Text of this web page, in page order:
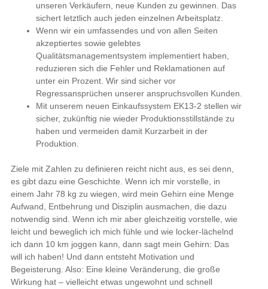
unseren Verkäufern, neue Kunden zu gewinnen. Das
sichert letztlich auch jeden einzelnen Arbeitsplatz.
Wenn wir ein umfassendes und von allen Seiten
akzeptiertes sowie gelebtes
Qualitätsmanagementsystem implementiert haben,
reduzieren sich die Fehler und Reklamationen auf
unter ein Prozent. Wir sind sicher vor
Regressansprüchen unserer anspruchsvollen Kunden.
Mit unserem neuen Einkaufssystem EK13-2 stellen wir
sicher, zukünftig nie wieder Produktionsstillstände zu
haben und vermeiden damit Kurzarbeit in der
Produktion.
Ziele mit Zahlen zu definieren reicht nicht aus, es sei denn,
es gibt dazu eine Geschichte. Wenn ich mir vorstelle, in
einem Jahr 78 kg zu wiegen, wird mein Gehirn eine Menge
Aufwand, Entbehrung und Disziplin ausmachen, die dazu
notwendig sind. Wenn ich mir aber gleichzeitig vorstelle, wie
leicht und beweglich ich mich fühle und wie locker-lächelnd
ich dann 10 km joggen kann, dann sagt mein Gehirn: Das
will ich haben! Und dann entsteht Motivation und
Begeisterung. Also: Eine kleine Veränderung, die große
Wirkung hat – vielleicht etwas ungewohnt und schnell